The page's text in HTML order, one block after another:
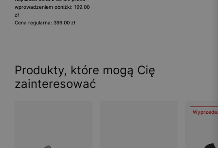
wprowadzeniem obniżki: 199.00
zł
Cena regularna: 399.00 zł
Produkty, które mogą Cię
zainteresować